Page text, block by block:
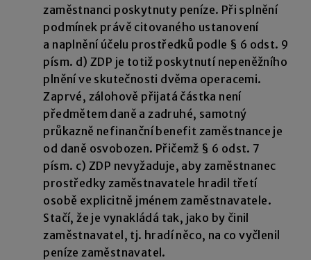
zaměstnanci poskytnuty peníze. Při splnění
podmínek právě citovaného ustanovení
a naplnění účelu prostředků podle § 6 odst. 9
písm. d) ZDP je totiž poskytnutí nepeněžního
plnění ve skutečnosti dvěma operacemi.
Zaprvé, zálohově přijatá částka není
předmětem daně a zadruhé, samotný
průkazně nefinanční benefit zaměstnance je
od daně osvobozen. Přičemž § 6 odst. 7
písm. c) ZDP nevyžaduje, aby zaměstnanec
prostředky zaměstnavatele hradil třetí
osobě explicitně jménem zaměstnavatele.
Stačí, že je vynakládá tak, jako by činil
zaměstnavatel, tj. hradí něco, na co vyčlenil
peníze zaměstnavatel.